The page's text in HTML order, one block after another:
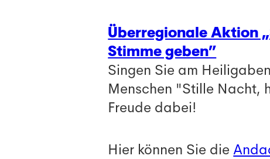
Überregionale Aktion
Stimme geben”
Singen Sie am
Menschen "Stille Nacht,
Freude dabei!
Hier können Sie die